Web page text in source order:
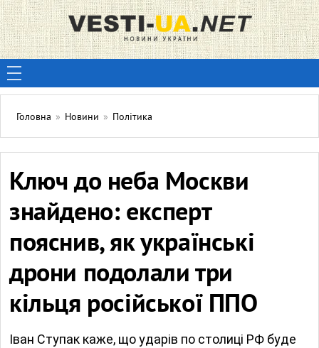
Головна » Новини » Політика
Ключ до неба Москви
знайдено: експерт
пояснив, як українські
дрони подолали три
кільця російської ППО
Іван Ступак каже, що ударів по столиці РФ буде